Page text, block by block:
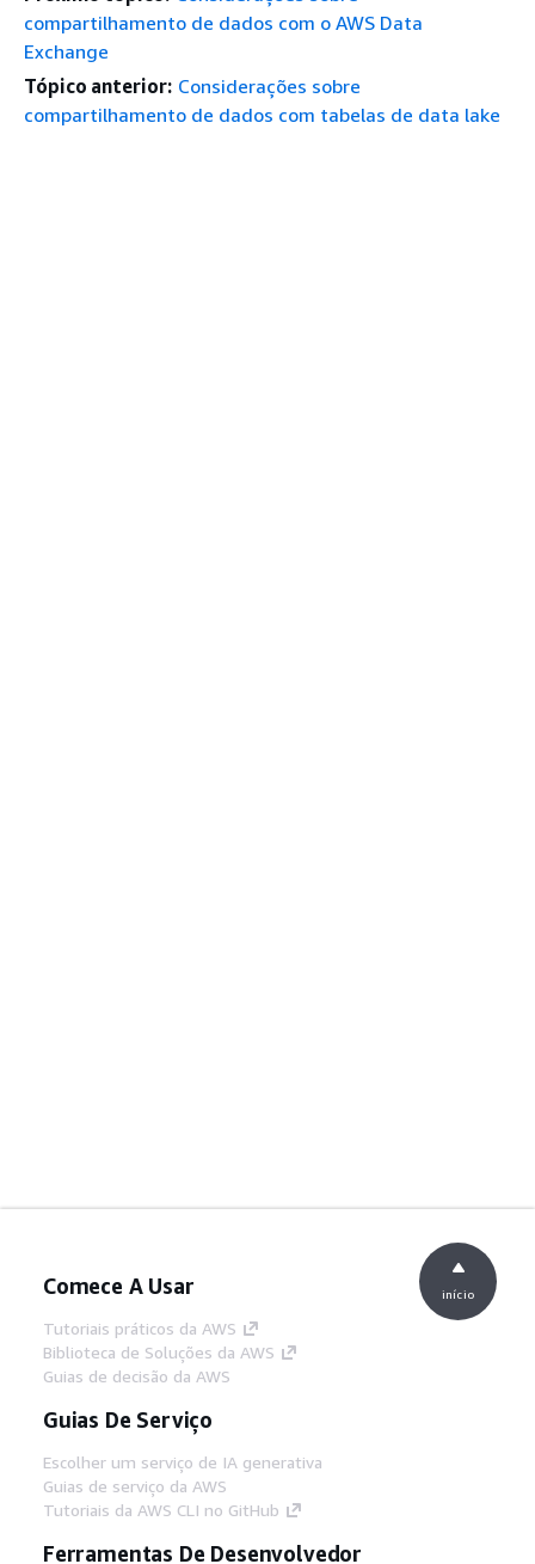
compartilhamento de dados com o AWS Data
Exchange
Tópico anterior: Considerações sobre
compartilhamento de dados com tabelas de data lake
Comece A Usar
Tutoriais práticos da AWS
Biblioteca de Soluções da AWS
Guias de decisão da AWS
Guias De Serviço
Escolher um serviço de IA generativa
Guias de serviço da AWS
Tutoriais da AWS CLI no GitHub
Ferramentas De Desenvolvedor
início